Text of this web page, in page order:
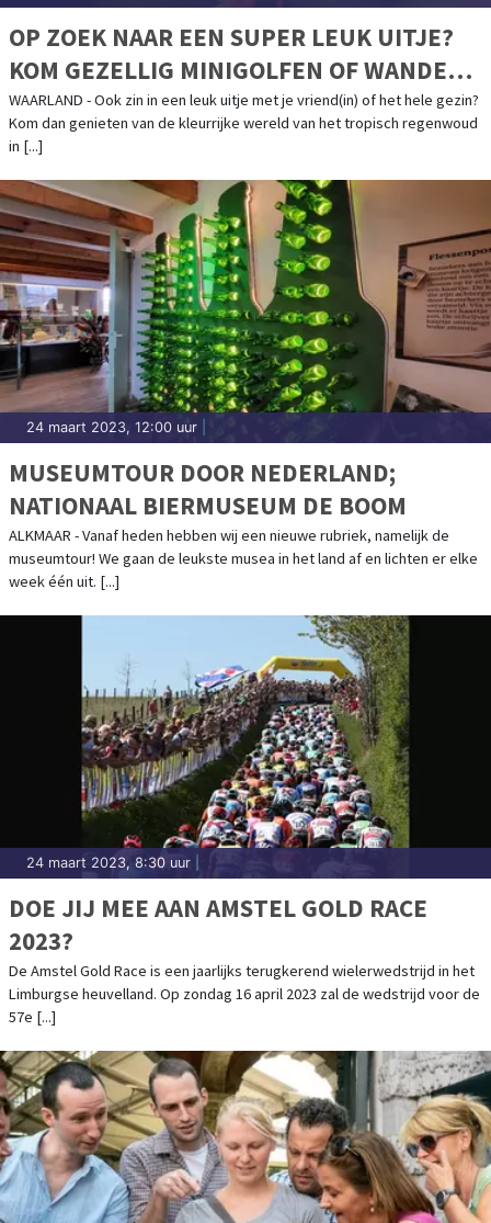
OP ZOEK NAAR EEN SUPER LEUK UITJE?
KOM GEZELLIG MINIGOLFEN OF WANDEL
TUSSEN DE MOOISTE VLINDERS !
WAARLAND - Ook zin in een leuk uitje met je vriend(in) of het hele gezin?
Kom dan genieten van de kleurrijke wereld van het tropisch regenwoud
in [...]
24 maart 2023, 12:00 uur
MUSEUMTOUR DOOR NEDERLAND;
NATIONAAL BIERMUSEUM DE BOOM
ALKMAAR - Vanaf heden hebben wij een nieuwe rubriek, namelijk de
museumtour! We gaan de leukste musea in het land af en lichten er elke
week één uit. [...]
24 maart 2023, 8:30 uur
DOE JIJ MEE AAN AMSTEL GOLD RACE
2023?
De Amstel Gold Race is een jaarlijks terugkerend wielerwedstrijd in het
Limburgse heuvelland. Op zondag 16 april 2023 zal de wedstrijd voor de
57e [...]